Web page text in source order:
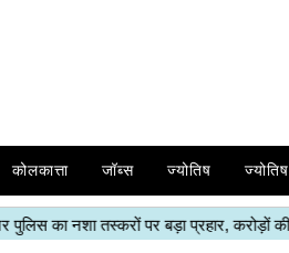
कोलकात्ता जॉब्स ज्योतिष ज्योतिष